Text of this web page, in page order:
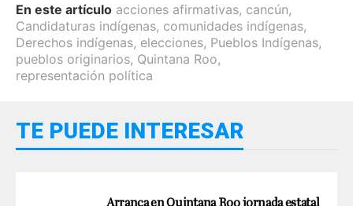
En este artículo acciones afirmativas, cancún,
Candidaturas indígenas, comunidades indígenas,
Derechos indígenas, elecciones, Pueblos Indígenas,
pueblos originarios, Quintana Roo,
representación política
TE PUEDE INTERESAR
Arranca en Quintana Roo jornada estatal